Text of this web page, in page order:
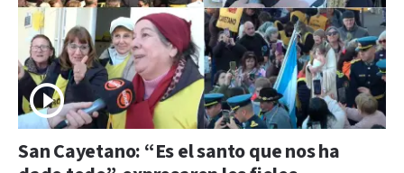
San Cayetano: “Es el santo que nos ha